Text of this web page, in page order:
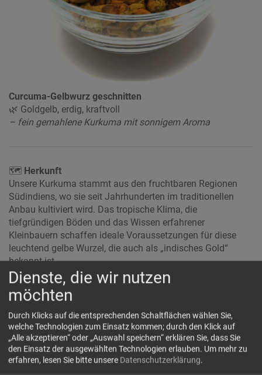
Curcuma-Gelbwurz geschnitten
🌿 Goldgelb, erdig, kraftvoll
– fein gemahlene Kurkuma mit sonnigem Aroma
🗺 Herkunft
Unsere Kurkuma stammt aus den fruchtbaren Regionen
Südindiens, wo sie seit Jahrhunderten im traditionellen
Anbau kultiviert wird. Das tropische Klima, die
tiefgründigen Böden und das Wissen erfahrener
Kleinbauern schaffen ideale Voraussetzungen für diese
leuchtend gelbe Wurzel, die auch als „indisches Gold“
bekannt ist.
Hinweis:Die genaue Herkunft kann je nach Ernte,
Verfügbarkeit oder Preisentwicklung variieren – wir achten
dabei stets auf zuverlässige Qualität und faire
Produktionsbedingungen.
💚Nährstoffe
Kurkuma ist bekannt für ihren hohen Gehalt an Curcumin –
ein natürlicher Pflanzenstoff mit entzündungshemmenden
und antioxidativen Eigenschaften. Darüber hinaus liefert
Dienste, die wir nutzen
möchten
Durch Klicks auf die entsprechenden Schaltflächen wählen Sie,
welche Technologien zum Einsatz kommen; durch den Klick auf
„Alle akzeptieren“ oder „Auswahl speichern“ erklären Sie, dass Sie
den Einsatz der ausgewählten Technologien erlauben. Um mehr zu
erfahren, lesen Sie bitte unsere Datenschutzerklärung.